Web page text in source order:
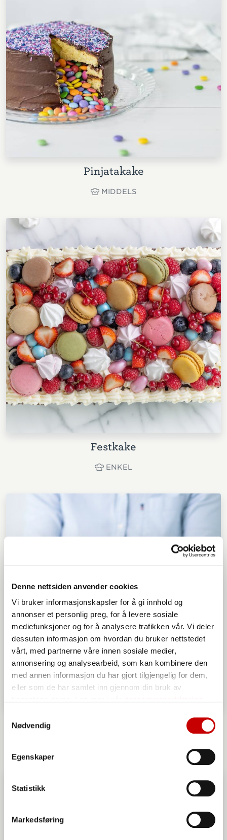
Denne nettsiden anvender cookies
Vi bruker informasjonskapsler for å gi innhold og
annonser et personlig preg, for å levere sosiale
mediefunksjoner og for å analysere trafikken vår. Vi deler
dessuten informasjon om hvordan du bruker nettstedet
vårt, med partnerne våre innen sosiale medier,
annonsering og analysearbeid, som kan kombinere den
med annen informasjon du har gjort tilgjengelig for dem,
eller som de har samlet inn gjennom din bruk av
Nødvendig
Egenskaper
Statistikk
Markedsføring
Pinjatakake
MIDDELS
Festkake
ENKEL